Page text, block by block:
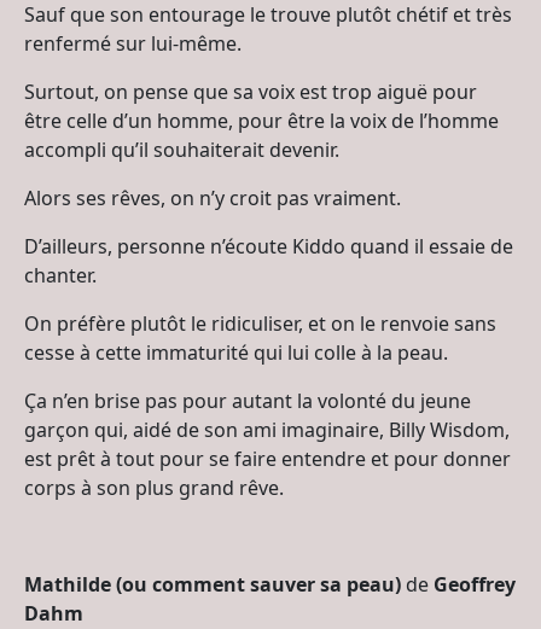
Sauf que son entourage le trouve plutôt chétif et très
renfermé sur lui-même.
Surtout, on pense que sa voix est trop aiguë pour
être celle d’un homme, pour être la voix de l’homme
accompli qu’il souhaiterait devenir.
Alors ses rêves, on n’y croit pas vraiment.
D’ailleurs, personne n’écoute Kiddo quand il essaie de
chanter.
On préfère plutôt le ridiculiser, et on le renvoie sans
cesse à cette immaturité qui lui colle à la peau.
Ça n’en brise pas pour autant la volonté du jeune
garçon qui, aidé de son ami imaginaire, Billy Wisdom,
est prêt à tout pour se faire entendre et pour donner
corps à son plus grand rêve.
Mathilde (ou comment sauver sa peau) de Geoffrey
Dahm